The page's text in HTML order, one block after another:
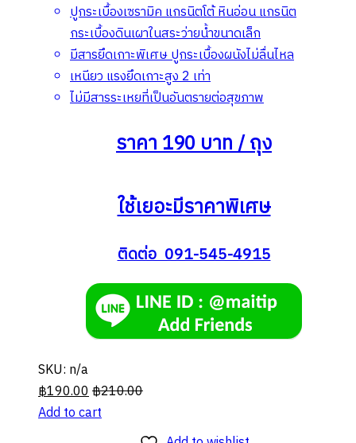
ปูกระเบื้องเซรามิค แกรนิตโต้ หินอ่อน แกรนิต
กระเบื้องดินเผาในสระว่ายน้ำขนาดเล็ก
มีสารยึดเกาะพิเศษ ปูกระเบื้องผนังไม่ลื่นไหล
เหนียว แรงยึดเกาะสูง 2 เท่า
ไม่มีสารระเหยที่เป็นอันตรายต่อสุขภาพ
ราคา 190 บาท / ถุง
ใช้เยอะมีราคาพิเศษ
ติดต่อ 091-545-4915
SKU: n/a
฿190.00฿210.00
Add to cart